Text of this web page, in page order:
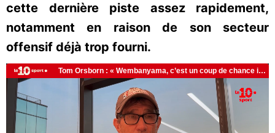
cette dernière piste assez rapidement,
notamment en raison de son secteur
offensif déjà trop fourni.